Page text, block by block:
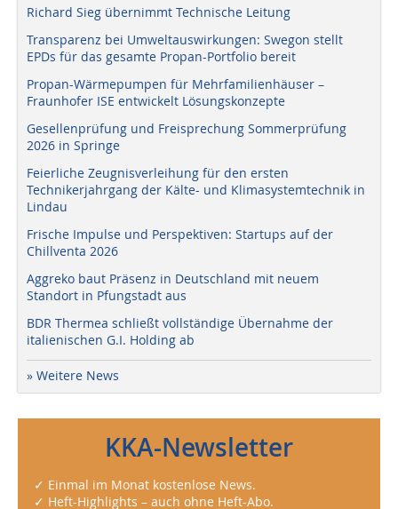
Richard Sieg übernimmt Technische Leitung
Transparenz bei Umweltauswirkungen: Swegon stellt
EPDs für das gesamte Propan-Portfolio bereit
Propan-Wärmepumpen für Mehrfamilienhäuser –
Fraunhofer ISE entwickelt Lösungskonzepte
Gesellenprüfung und Freisprechung Sommerprüfung
2026 in Springe
Feierliche Zeugnisverleihung für den ersten
Technikerjahrgang der Kälte- und Klimasystemtechnik in
Lindau
Frische Impulse und Perspektiven: Startups auf der
Chillventa 2026
Aggreko baut Präsenz in Deutschland mit neuem
Standort in Pfungstadt aus
BDR Thermea schließt vollständige Übernahme der
italienischen G.I. Holding ab
» Weitere News
KKA-Newsletter
✓ Einmal im Monat kostenlose News.
✓ Heft-Highlights – auch ohne Heft-Abo.